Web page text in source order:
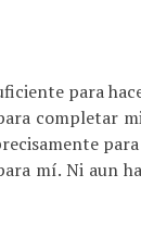
para
completar
mí. Ni aun